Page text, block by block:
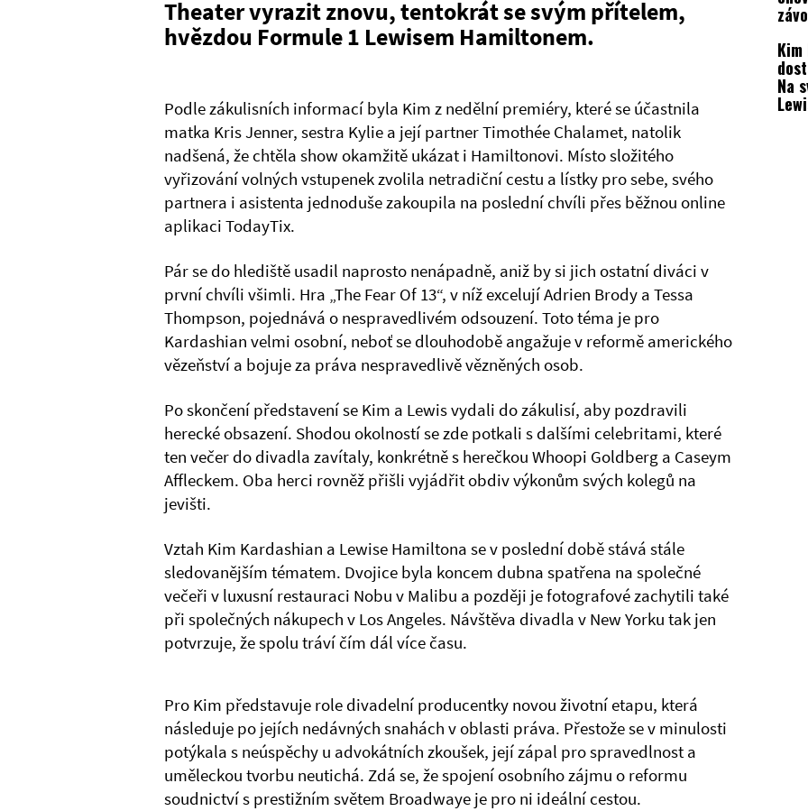
Theater vyrazit znovu, tentokrát se svým přítelem,
hvězdou Formule 1 Lewisem Hamiltonem.
Podle zákulisních informací byla Kim z nedělní premiéry, které se účastnila
matka Kris Jenner, sestra Kylie a její partner Timothée Chalamet, natolik
nadšená, že chtěla show okamžitě ukázat i Hamiltonovi. Místo složitého
vyřizování volných vstupenek zvolila netradiční cestu a lístky pro sebe, svého
partnera i asistenta jednoduše zakoupila na poslední chvíli přes běžnou online
aplikaci TodayTix.
Pár se do hlediště usadil naprosto nenápadně, aniž by si jich ostatní diváci v
první chvíli všimli. Hra „The Fear Of 13“, v níž excelují Adrien Brody a Tessa
Thompson, pojednává o nespravedlivém odsouzení. Toto téma je pro
Kardashian velmi osobní, neboť se dlouhodobě angažuje v reformě amerického
vězeňství a bojuje za práva nespravedlivě vězněných osob.
Po skončení představení se Kim a Lewis vydali do zákulisí, aby pozdravili
herecké obsazení. Shodou okolností se zde potkali s dalšími celebritami, které
ten večer do divadla zavítaly, konkrétně s herečkou Whoopi Goldberg a Caseym
Affleckem. Oba herci rovněž přišli vyjádřit obdiv výkonům svých kolegů na
jevišti.
Vztah Kim Kardashian a Lewise Hamiltona se v poslední době stává stále
sledovanějším tématem. Dvojice byla koncem dubna spatřena na společné
večeři v luxusní restauraci Nobu v Malibu a později je fotografové zachytili také
při společných nákupech v Los Angeles. Návštěva divadla v New Yorku tak jen
potvrzuje, že spolu tráví čím dál více času.
Pro Kim představuje role divadelní producentky novou životní etapu, která
následuje po jejích nedávných snahách v oblasti práva. Přestože se v minulosti
potýkala s neúspěchy u advokátních zkoušek, její zápal pro spravedlnost a
uměleckou tvorbu neutichá. Zdá se, že spojení osobního zájmu o reformu
soudnictví s prestižním světem Broadwaye je pro ni ideální cestou.
Kim
Na